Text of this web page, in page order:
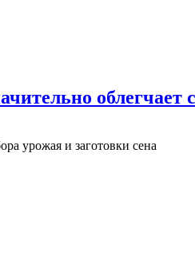
облегчает
урожая и заготовки сена